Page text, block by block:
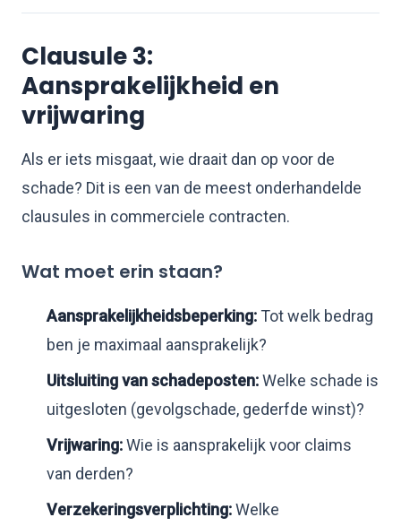
Clausule 3:
Aansprakelijkheid en
vrijwaring
Als er iets misgaat, wie draait dan op voor de
schade? Dit is een van de meest onderhandelde
clausules in commerciele contracten.
Wat moet erin staan?
Aansprakelijkheidsbeperking: Tot welk bedrag
ben je maximaal aansprakelijk?
Uitsluiting van schadeposten:Welke schade is
uitgesloten (gevolgschade, gederfde winst)?
Vrijwaring:Wie is aansprakelijk voor claims
van derden?
Verzekeringsverplichting:Welke